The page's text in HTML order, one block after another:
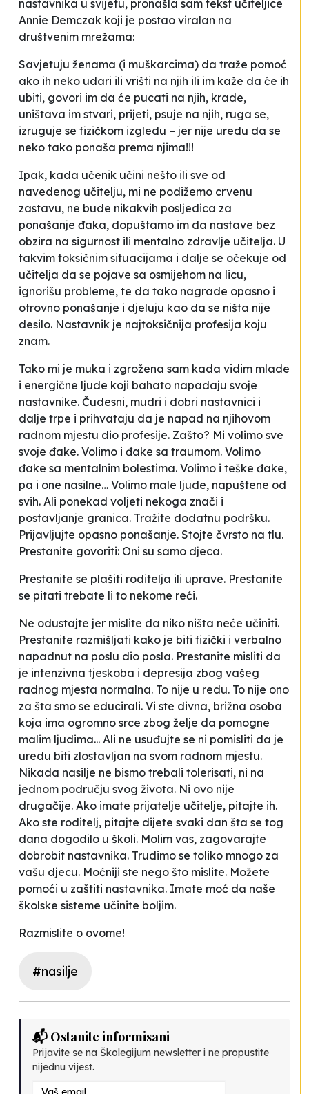
nastavnika u svijetu, pronašla sam tekst učiteljice
Annie Demczak koji je postao viralan na
društvenim mrežama:
Savjetuju ženama (i muškarcima) da traže pomoć
ako ih neko udari ili vrišti na njih ili im kaže da će ih
ubiti, govori im da će pucati na njih, krade,
uništava im stvari, prijeti, psuje na njih, ruga se,
izruguje se fizičkom izgledu – jer nije uredu da se
neko tako ponaša prema njima!!!
Ipak, kada učenik učini nešto ili sve od
navedenog učitelju, mi ne podižemo crvenu
zastavu, ne bude nikakvih posljedica za
ponašanje đaka, dopuštamo im da nastave bez
obzira na sigurnost ili mentalno zdravlje učitelja. U
takvim toksičnim situacijama i dalje se očekuje od
učitelja da se pojave sa osmijehom na licu,
ignorišu probleme, te da tako nagrade opasno i
otrovno ponašanje i djeluju kao da se ništa nije
desilo. Nastavnik je najtoksičnija profesija koju
znam.
Tako mi je muka i zgrožena sam kada vidim mlade
i energične ljude koji bahato napadaju svoje
nastavnike. Čudesni, mudri i dobri nastavnici i
dalje trpe i prihvataju da je napad na njihovom
radnom mjestu dio profesije. Zašto? Mi volimo sve
svoje đake. Volimo i đake sa traumom. Volimo
đake sa mentalnim bolestima. Volimo i teške đake,
pa i one nasilne… Volimo male ljude, napuštene od
svih. Ali ponekad voljeti nekoga znači i
postavljanje granica. Tražite dodatnu podršku.
Prijavljujte opasno ponašanje. Stojte čvrsto na tlu.
Prestanite govoriti: Oni su samo djeca.
Prestanite se plašiti roditelja ili uprave. Prestanite
se pitati trebate li to nekome reći.
Ne odustajte jer mislite da niko ništa neće učiniti.
Prestanite razmišljati kako je biti fizički i verbalno
napadnut na poslu dio posla. Prestanite misliti da
je intenzivna tjeskoba i depresija zbog vašeg
radnog mjesta normalna. To nije u redu. To nije ono
za šta smo se educirali. Vi ste divna, brižna osoba
koja ima ogromno srce zbog želje da pomogne
malim ljudima... Ali ne usuđujte se ni pomisliti da je
uredu biti zlostavljan na svom radnom mjestu.
Nikada nasilje ne bismo trebali tolerisati, ni na
jednom području svog života. Ni ovo nije
drugačije. Ako imate prijatelje učitelje, pitajte ih.
Ako ste roditelj, pitajte dijete svaki dan šta se tog
dana dogodilo u školi. Molim vas, zagovarajte
dobrobit nastavnika. Trudimo se toliko mnogo za
vašu djecu. Moćniji ste nego što mislite. Možete
pomoći u zaštiti nastavnika. Imate moć da naše
školske sisteme učinite boljim.
Razmislite o ovome!
#nasilje
📬 Ostanite informisani
Prijavite se na Školegijum newsletter i ne propustite
nijednu vijest.